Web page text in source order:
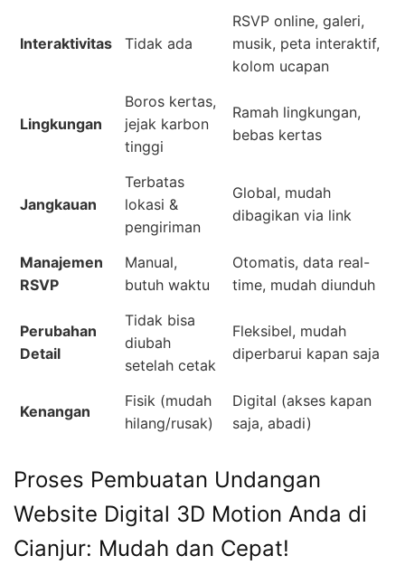
Interaktivitas Tidak ada
RSVP online, galeri,
musik, peta interaktif,
kolom ucapan
Lingkungan
Boros kertas,
jejak karbon
tinggi
Ramah lingkungan,
bebas kertas
Jangkauan
Terbatas
lokasi &
pengiriman
Global, mudah
dibagikan via link
Manajemen
RSVP
Manual,
butuh waktu
Otomatis, data real-
time, mudah diunduh
Perubahan
Detail
Tidak bisa
diubah
setelah cetak
Fleksibel, mudah
diperbarui kapan saja
Kenangan
Fisik (mudah
hilang/rusak)
Digital (akses kapan
saja, abadi)
Proses Pembuatan Undangan
Website Digital 3D Motion Anda di
Cianjur: Mudah dan Cepat!